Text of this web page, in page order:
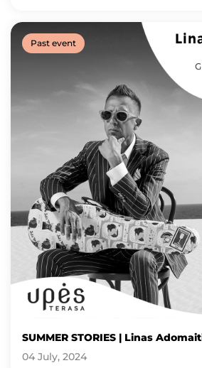
Past event
SUMMER STORIES | Linas
04 July, 2024